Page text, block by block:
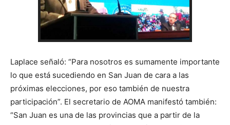
Laplace señaló: “Para nosotros es sumamente importante
lo que está sucediendo en San Juan de cara a las
próximas elecciones, por eso también de nuestra
participación”. El secretario de AOMA manifestó también:
“San Juan es una de las provincias que a partir de la